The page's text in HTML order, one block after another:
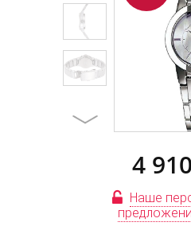
4 910
Наше